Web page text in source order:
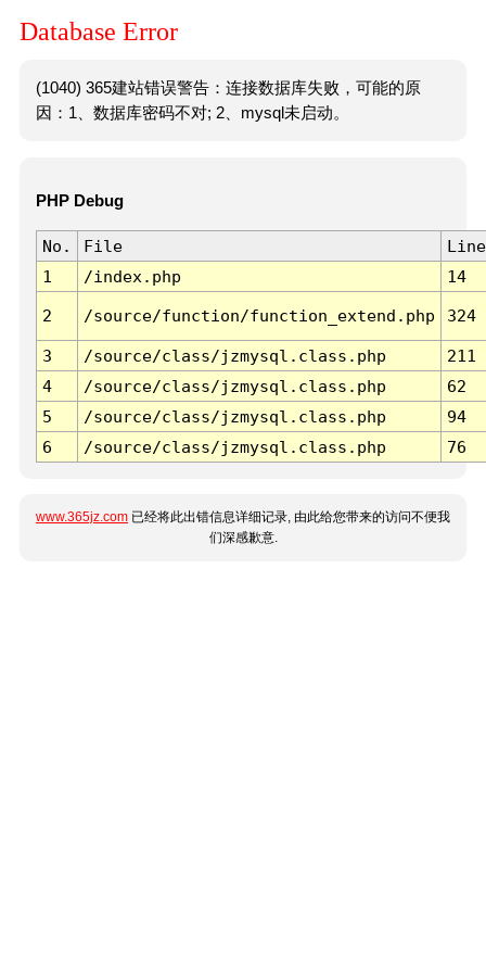
Database Error
(1040) 365建站错误警告：连接数据库失败，可能的原
因：1、数据库密码不对; 2、mysql未启动。
PHP Debug
No. File
Line
1
/index.php 14
2 /source/function/function_extend.php 324
3 /source/class/jzmysql.class.php
211
4
/source/class/jzmysql.class.php
62
5
/source/class/jzmysql.class.php
94
6
/source/class/jzmysql.class.php 76
www.365jz.com 已经将此出错信息详细记录, 由此给您带来的访问不便我
们深感歉意.